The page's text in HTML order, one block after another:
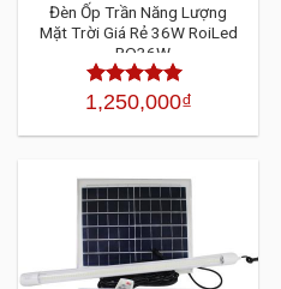
Đèn Ốp Trần Năng Lượng
Mặt Trời Giá Rẻ 36W RoiLed
- RO36W
Được xếp
5 sao
1,250,000₫